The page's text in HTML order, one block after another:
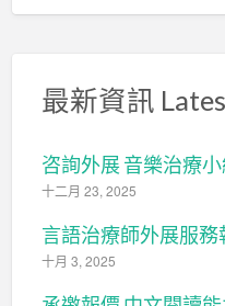
最新資訊
咨詢外展 音樂治療小
十二月 23, 2025
言語治療師外展服務
十月 3, 2025